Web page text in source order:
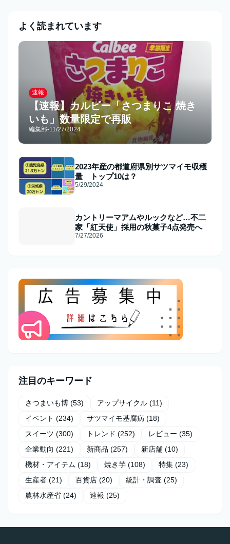
よく読まれています
速報
【速報】カルビー「さつまりこ 焼き
いも」数量限定で再販
編集部-11/27/2024
2023年産の都道府県別サツマイモ収穫
量 トップ10は？
5/29/2024
カントリーマアムやルックなど…不二
家「紅天使」採用の秋菓子4点発売へ
7/27/2026
注目のキーワード
さつまいも博 (53) アップサイクル (11)
イベント (234) サツマイモ基腐病 (18)
スイーツ (300) トレンド (252) レビュー (35)
企業動向 (221) 新商品 (257) 新店舗 (10)
機材・アイテム (18) 焼き芋 (108) 特集 (23)
生産者 (21) 百貨店 (20) 統計・調査 (25)
農林水産省 (24) 速報 (25)